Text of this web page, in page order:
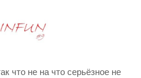
что не на что серьёзное не